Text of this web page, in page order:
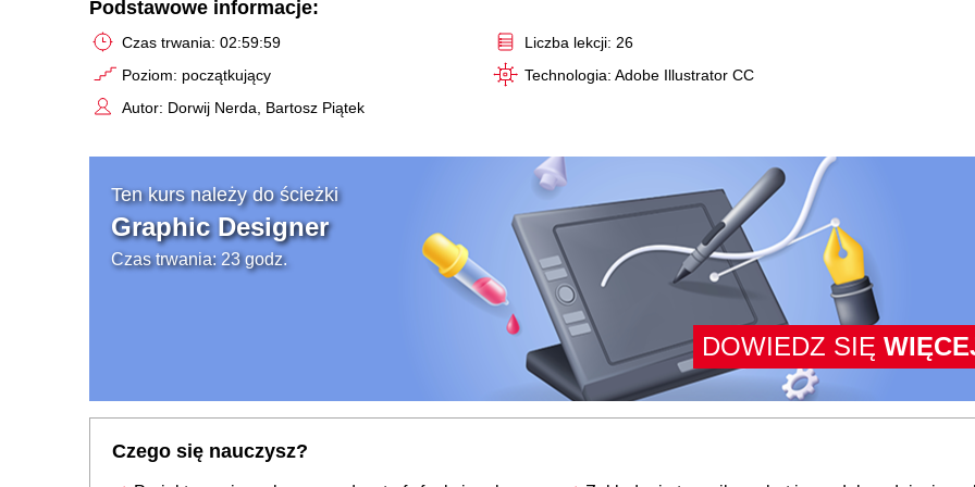
Podstawowe informacje:
Czas trwania: 02:59:59
Poziom: początkujący
Autor: Dorwij Nerda, Bartosz Piątek
Liczba lekcji: 26
Technologia: Adobe Illustrator CC
Ten kurs należy do ścieżki
Graphic Designer
Czas trwania: 23 godz.
DOWIEDZ SIĘ
Czego się nauczysz?